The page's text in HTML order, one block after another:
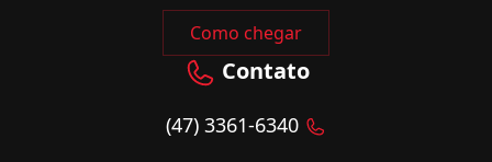
Como chegar
Contato
(47) 3361-6340